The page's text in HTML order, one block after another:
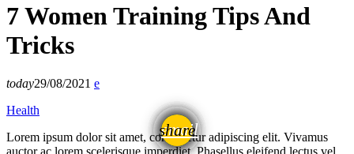
7 Women Training Tips And
Tricks
today29/08/2021
Health
share
email
Lorem ipsum dolor sit amet, consectetur adipiscing elit. Vivamus